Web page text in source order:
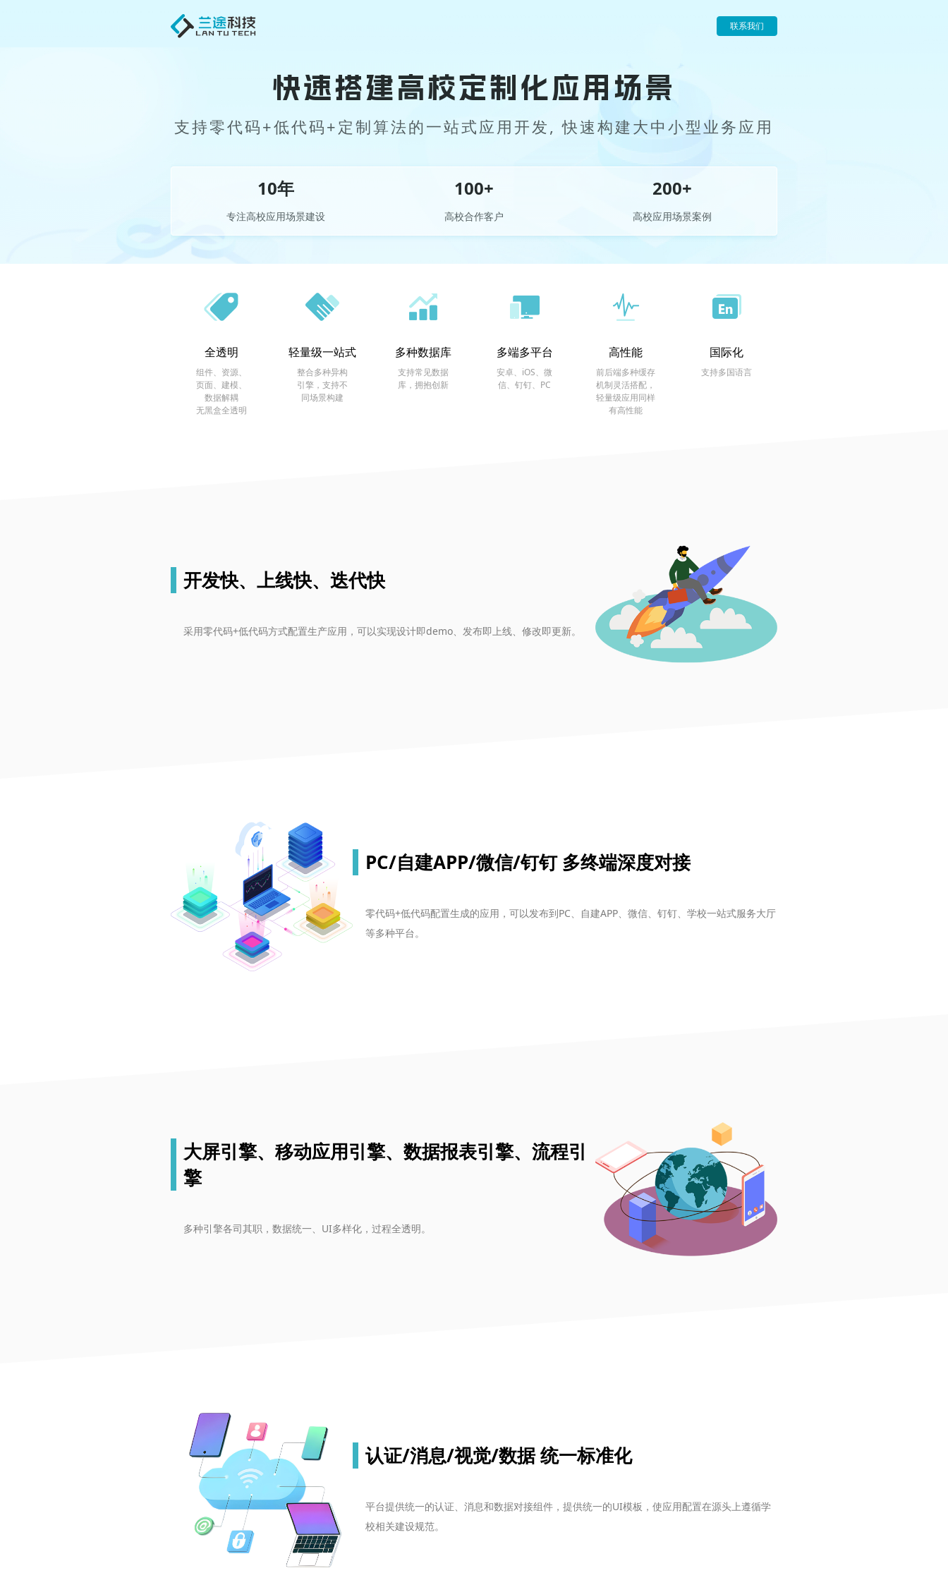
联系我们
快速搭建高校定制化应用场景
支持零代码+低代码+定制算法的一站式应用开发, 快速构建大中小型业务应用
10年
专注高校应用场景建设
100+
高校合作客户
200+
高校应用场景案例
全透明
组件、资源、
页面、建模、
数据解耦
无黑盒全透明
轻量级一站式
整合多种异构
引擎，支持不
同场景构建
多种数据库
支持常见数据
库，拥抱创新
多端多平台
安卓、iOS、微
信、钉钉、PC
高性能
前后端多种缓存
机制灵活搭配，
轻量级应用同样
有高性能
国际化
支持多国语言
开发快、上线快、迭代快
采用零代码+低代码方式配置生产应用，可以实现设计即demo、发布即上线、修改即更新。
PC/自建APP/微信/钉钉 多终端深度对接
零代码+低代码配置生成的应用，可以发布到PC、自建APP、微信、钉钉、学校一站式服务大厅
等多种平台。
大屏引擎、移动应用引擎、数据报表引擎、流程引
擎
多种引擎各司其职，数据统一、UI多样化，过程全透明。
认证/消息/视觉/数据 统一标准化
平台提供统一的认证、消息和数据对接组件，提供统一的UI模板，使应用配置在源头上遵循学
校相关建设规范。